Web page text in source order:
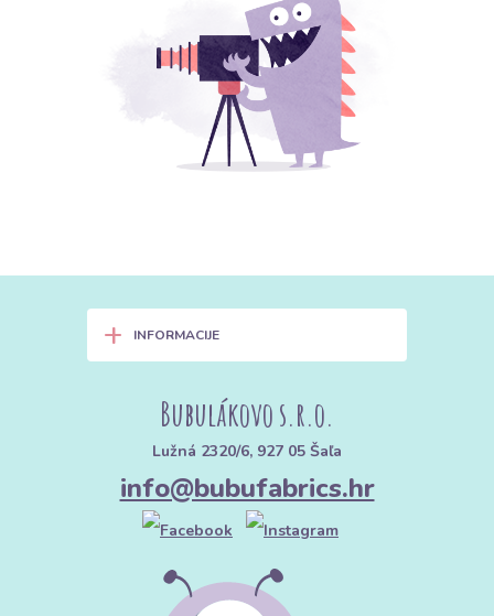
+ INFORMACIJE
Bubulákovo s.r.o.
Lužná 2320/6, 927 05 Šaľa
info@bubufabrics.hr